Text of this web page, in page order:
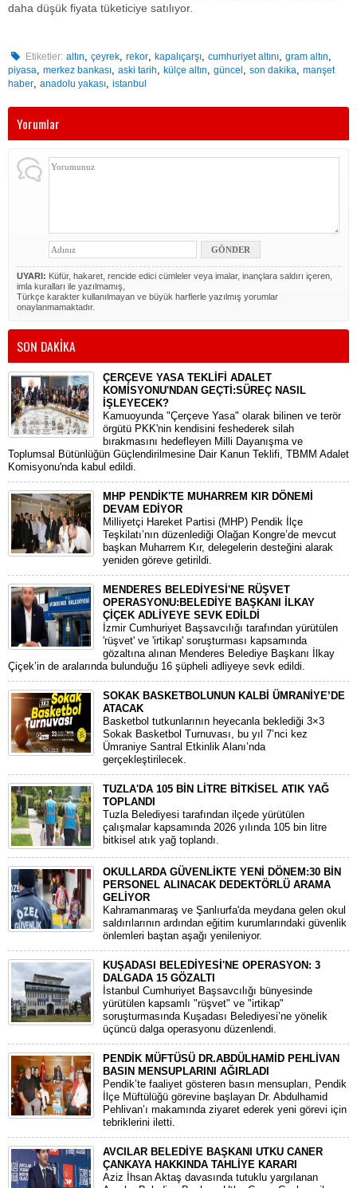
daha düşük fiyata tüketiciye satılıyor.
Etiketler: altın,çeyrek,rekor,kapalıçarşı,cumhuriyet altını,gram altın,
piyasa, merkez bankası, aski tarih, külçe altın, güncel , son dakika, manşet
haber, anadolu yakası, istanbul
Yorumlar
UYARI: Küfür, hakaret, rencide edici cümleler veya imalar, inançlara saldırı içeren,
imla kuralları ile yazılmamış,
Türkçe karakter kullanılmayan ve büyük harflerle yazılmış yorumlar
onaylanmamaktadır.
SON DAKİKA
ÇERÇEVE YASA TEKLİFİ ADALET
KOMİSYONU'NDAN GEÇTİ:SÜREÇ NASIL
İŞLEYECEK?
​Kamuoyunda "Çerçeve Yasa" olarak bilinen ve terör
örgütü PKK'nin kendisini feshederek silah
bırakmasını hedefleyen Milli Dayanışma ve
Toplumsal Bütünlüğün Güçlendirilmesine Dair Kanun Teklifi, TBMM Adalet
Komisyonu'nda kabul edildi.
MHP PENDİK'TE MUHARREM KIR DÖNEMİ
DEVAM EDİYOR
​Milliyetçi Hareket Partisi (MHP) Pendik İlçe
Teşkilatı’nın düzenlediği Olağan Kongre’de mevcut
başkan Muharrem Kır, delegelerin desteğini alarak
yeniden göreve getirildi.
MENDERES BELEDİYESİ'NE RÜŞVET
OPERASYONU:BELEDİYE BAŞKANI İLKAY
ÇİÇEK ADLİYEYE SEVK EDİLDİ
​İzmir Cumhuriyet Başsavcılığı tarafından yürütülen
'rüşvet' ve 'irtikap' soruşturması kapsamında
gözaltına alınan Menderes Belediye Başkanı İlkay
Çiçek’in de aralarında bulunduğu 16 şüpheli adliyeye sevk edildi.
SOKAK BASKETBOLUNUN KALBİ ÜMRANİYE’DE
ATACAK
Basketbol tutkunlarının heyecanla beklediği 3×3
Sokak Basketbol Turnuvası, bu yıl 7’nci kez
Ümraniye Santral Etkinlik Alanı’nda
gerçekleştirilecek.
TUZLA'DA 105 BİN LİTRE BİTKİSEL ATIK YAĞ
TOPLANDI
Tuzla Belediyesi tarafından ilçede yürütülen
çalışmalar kapsamında 2026 yılında 105 bin litre
bitkisel atık yağ toplandı.
OKULLARDA GÜVENLİKTE YENİ DÖNEM:30 BİN
PERSONEL ALINACAK DEDEKTÖRLÜ ARAMA
GELİYOR
​Kahramanmaraş ve Şanlıurfa'da meydana gelen okul
saldırılarının ardından eğitim kurumlarındaki güvenlik
önlemleri baştan aşağı yenileniyor.
KUŞADASI BELEDİYESİ'NE OPERASYON: 3
DALGADA 15 GÖZALTI
​İstanbul Cumhuriyet Başsavcılığı bünyesinde
yürütülen kapsamlı "rüşvet" ve "irtikap"
soruşturmasında Kuşadası Belediyesi’ne yönelik
üçüncü dalga operasyonu düzenlendi.
PENDİK MÜFTÜSÜ DR.ABDÜLHAMİD PEHLİVAN
BASIN MENSUPLARINI AĞIRLADI
​Pendik’te faaliyet gösteren basın mensupları, Pendik
İlçe Müftülüğü görevine başlayan Dr. Abdulhamid
Pehlivan’ı makamında ziyaret ederek yeni görevi için
tebriklerini iletti.
AVCILAR BELEDİYE BAŞKANI UTKU CANER
ÇANKAYA HAKKINDA TAHLİYE KARARI
​Aziz İhsan Aktaş davasında tutuklu yargılanan